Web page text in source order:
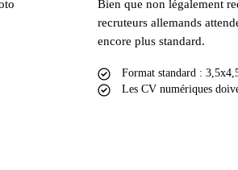
Bien que non légalement
recruteurs allemands
encore plus standard.
Format standard :
Les CV numériques